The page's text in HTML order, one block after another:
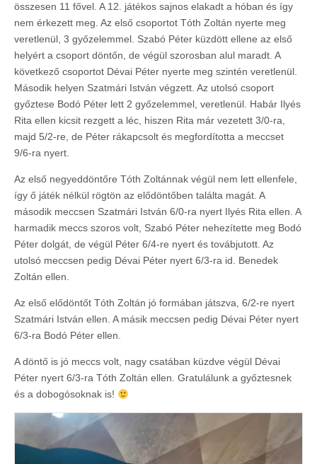
összesen 11 fővel. A 12. játékos sajnos elakadt a hóban és így
nem érkezett meg. Az első csoportot Tóth Zoltán nyerte meg
veretlenül, 3 győzelemmel. Szabó Péter küzdött ellene az első
helyért a csoport döntőn, de végül szorosban alul maradt. A
következő csoportot Dévai Péter nyerte meg szintén veretlenül.
Második helyen Szatmári István végzett. Az utolsó csoport
győztese Bodó Péter lett 2 győzelemmel, veretlenül. Habár Ilyés
Rita ellen kicsit rezgett a léc, hiszen Rita már vezetett 3/0-ra,
majd 5/2-re, de Péter rákapcsolt és megfordította a meccset
9/6-ra nyert.
Az első negyeddöntőre Tóth Zoltánnak végül nem lett ellenfele,
így ő játék nélkül rögtön az elődöntőben találta magát. A
második meccsen Szatmári István 6/0-ra nyert Ilyés Rita ellen. A
harmadik meccs szoros volt, Szabó Péter nehezítette meg Bodó
Péter dolgát, de végül Péter 6/4-re nyert és továbjutott. Az
utolsó meccsen pedig Dévai Péter nyert 6/3-ra id. Benedek
Zoltán ellen.
Az első elődöntőt Tóth Zoltán jó formában játszva, 6/2-re nyert
Szatmári István ellen. A másik meccsen pedig Dévai Péter nyert
6/3-ra Bodó Péter ellen.
A döntő is jó meccs volt, nagy csatában küzdve végül Dévai
Péter nyert 6/3-ra Tóth Zoltán ellen. Gratulálunk a győztesnek
és a dobogósoknak is!